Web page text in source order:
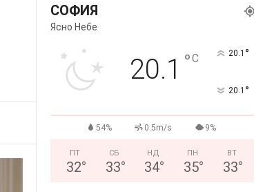
СОФИЯ
Ясно Небе
20.1 °C 20.1 °
20.1 °
54% 0.5m/s 9%
ПТ
32°
СБ
33°
НД
34°
ПН
35°
ВТ
33°